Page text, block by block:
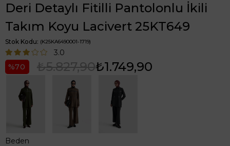
Deri Detaylı Fitilli Pantolonlu İkili
Takım Koyu Lacivert 25KT649
Stok Kodu (K25KA6490001-1719)
3.0
70
₺5.827,90₺1.749,90
Beden